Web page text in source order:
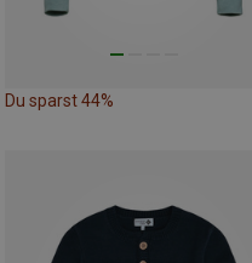
Du sparst 44%